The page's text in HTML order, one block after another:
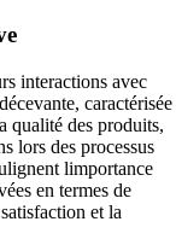
interactions avec
caractérisée
qualité des produits,
lors des processus
limportance
en termes de
et la